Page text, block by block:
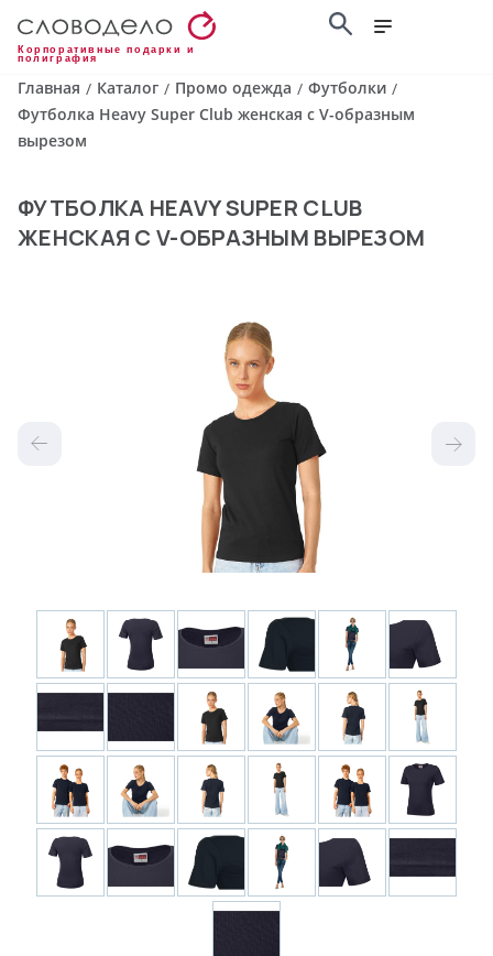
Корпоративные подарки и
полиграфия
Главная / Каталог / Промо одежда / Футболки /
Футболка Heavy Super Club женская с V-образным
вырезом
ФУТБОЛКА HEAVY SUPER CLUB
ЖЕНСКАЯ С V-ОБРАЗНЫМ ВЫРЕЗОМ